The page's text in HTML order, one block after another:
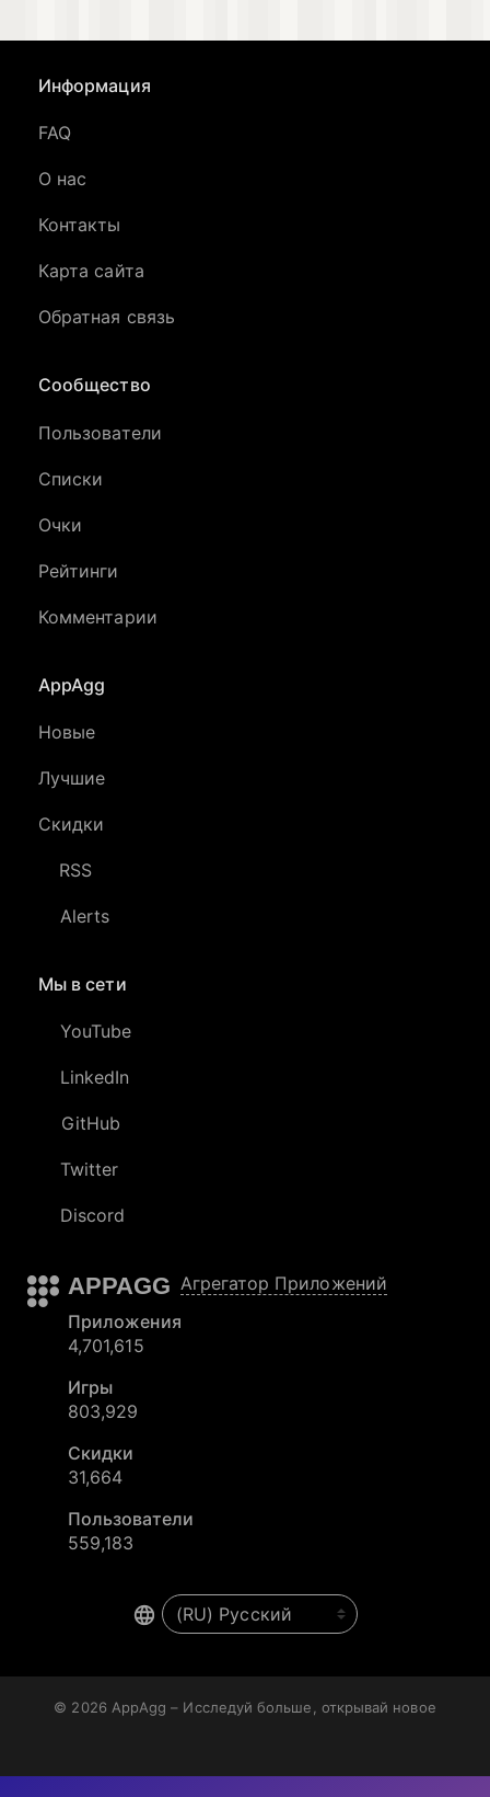
Информация
FAQ
О нас
Контакты
Карта сайта
Обратная связь
Сообщество
Пользователи
Списки
Очки
Рейтинги
Комментарии
AppAgg
Новые
Лучшие
Скидки
RSS
Alerts
Мы в сети
YouTube
LinkedIn
GitHub
Twitter
Discord
APPAGG Агрегатор Приложений
Приложения
4,701,615
Игры
803,929
Скидки
31,664
Пользователи
559,183
© 2026 AppAgg – Исследуй больше, открывай новое